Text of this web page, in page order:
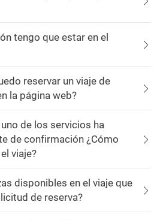
tengo que estar en el
reservar un viaje de
la página web?
de los servicios ha
de confirmación ¿Cómo
viaje?
disponibles en el viaje que
de reserva?